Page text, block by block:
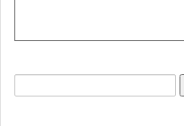
Buscar: